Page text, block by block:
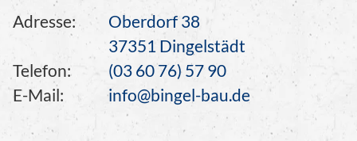
Adresse:
Oberdorf 38
37351 Dingelstädt
Telefon:
(03 60 76) 57 90
E-Mail:
info@bingel-bau.de